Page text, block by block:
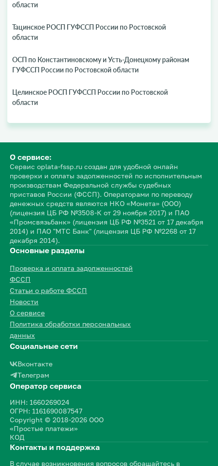
области
Тацинское РОСП ГУФССП России по Ростовской
области
ОСП по Константиновскому и Усть-Донецкому районам
ГУФССП России по Ростовской области
Целинское РОСП ГУФССП России по Ростовской
области
О сервисе:
Сервис oplata-fssp.ru создан для удобной онлайн
проверки и оплаты задолженностей по исполнительным
производствам Федеральной службы судебных
приставов России (ФССП). Операторами по переводу
денежных средств являются НКО «Монета» (ООО)
(лицензия ЦБ РФ №3508-К от 29 ноября 2017) и ПАО
«Промсвязьбанк» (лицензия ЦБ РФ №3521 от 17 декабря
2014) и ПАО "МТС Банк" (лицензия ЦБ РФ №2268 от 17
декабря 2014).
Основные разделы
Проверка и оплата задолженностей
ФССП
Статьи о работе ФССП
Новости
О сервисе
Политика обработки персональных
данных
Социальные сети
Вконтакте
Телеграм
Оператор сервиса
ИНН: 1660269024
ОГРН: 1161690087547
Copyright © 2018-2026 ООО
«Простые платежи»
КОД
Контакты и поддержка
В случае возникновения вопросов обращайтесь в